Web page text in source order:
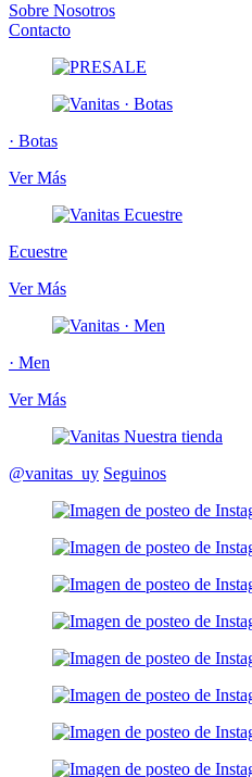
Sobre Nosotros
Contacto
· Botas
Ver Más
Ecuestre
Ver Más
· Men
Ver Más
@vanitas_uy Seguinos